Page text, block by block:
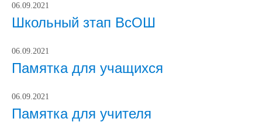
06.09.2021
Школьный зтап ВсОШ
06.09.2021
Памятка для учащихся
06.09.2021
Памятка для учителя